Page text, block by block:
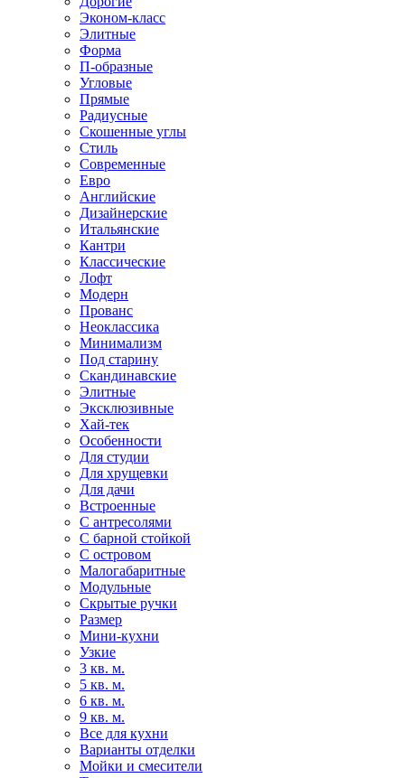
Эконом-класс
Элитные
Форма
П-образные
Угловые
Прямые
Радиусные
Скошенные углы
Стиль
Современные
Евро
Английские
Дизайнерские
Итальянские
Кантри
Классические
Лофт
Модерн
Прованс
Неоклассика
Минимализм
Под старину
Скандинавские
Элитные
Эксклюзивные
Хай-тек
Особенности
Для студии
Для хрущевки
Для дачи
Встроенные
С антресолями
С барной стойкой
С островом
Малогабаритные
Модульные
Скрытые ручки
Размер
Мини-кухни
Узкие
3 кв. м.
5 кв. м.
6 кв. м.
9 кв. м.
Все для кухни
Варианты отделки
Мойки и смесители